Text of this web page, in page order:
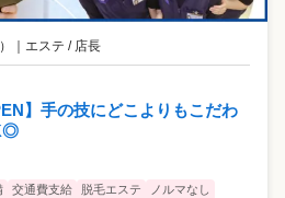
｜ エステ / 店長
】手の技にどこよりもこだわ
交通費支給 脱毛エステ
ノルマなし